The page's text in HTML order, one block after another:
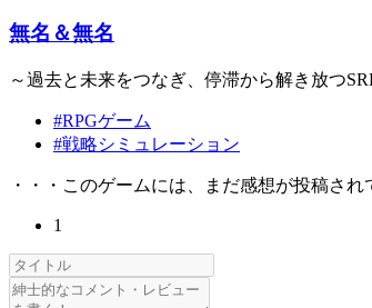
無名＆無名
～過去と未来をつなぎ、停滞から解き放つ
#RPGゲーム
#戦略シミュレーション
・・・このゲームには、まだ感想が投稿さ
1